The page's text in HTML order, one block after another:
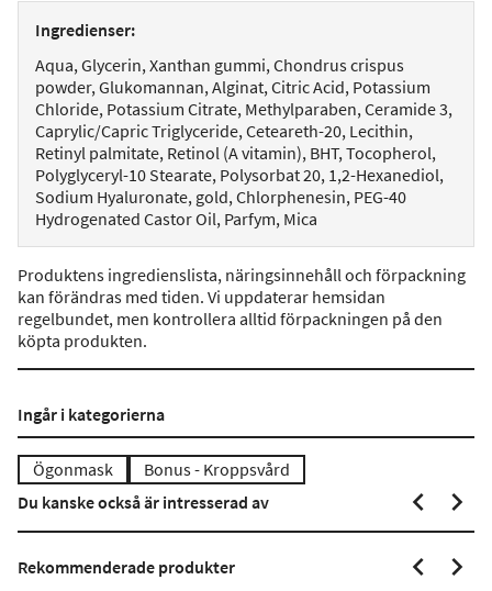
Ingredienser:
Aqua, Glycerin, Xanthan gummi, Chondrus crispus
powder, Glukomannan, Alginat, Citric Acid, Potassium
Chloride, Potassium Citrate, Methylparaben, Ceramide 3,
Caprylic/Capric Triglyceride, Ceteareth-20, Lecithin,
Retinyl palmitate, Retinol (A vitamin), BHT, Tocopherol,
Polyglyceryl-10 Stearate, Polysorbat 20, 1,2-Hexanediol,
Sodium Hyaluronate, gold, Chlorphenesin, PEG-40
Hydrogenated Castor Oil, Parfym, Mica
Produktens ingredienslista, näringsinnehåll och förpackning
kan förändras med tiden. Vi uppdaterar hemsidan
regelbundet, men kontrollera alltid förpackningen på den
köpta produkten.
Ingår i kategorierna
Ögonmask
Bonus - Kroppsvård
Du kanske också är intresserad av
Rekommenderade produkter